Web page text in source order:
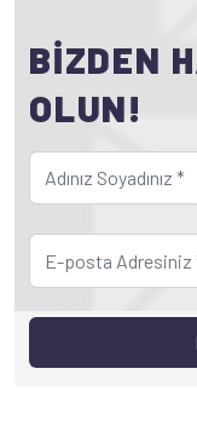
BİZDEN
OLUN!